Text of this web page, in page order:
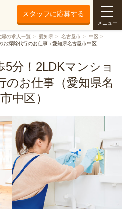
スタッフに応募する
メニュー
の求人一覧 愛知県 名古屋市
中区
掃除代行のお仕事（愛知県名古屋市中区）
5分！2LDKマンショ
のお仕事（愛知県名
中区）